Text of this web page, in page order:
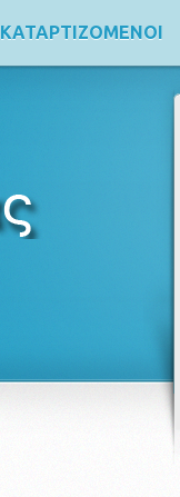
ΚΑΤΑΡΤΙΖΟΜΕΝΟΙ